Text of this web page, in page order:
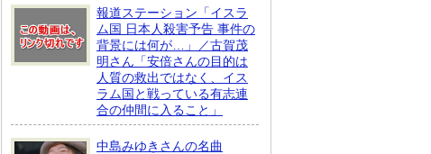
報道ステーション「イスラ
ム国 日本人殺害予告 事件の
背景には何が…」／古賀茂
明さん「安倍さんの目的は
人質の救出ではなく、イス
ラム国と戦っている有志連
合の仲間に入ること」
中島みゆきさんの名曲